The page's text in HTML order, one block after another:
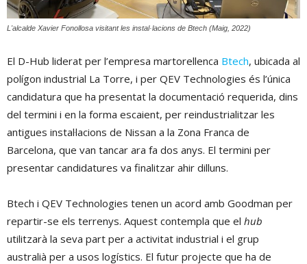
L'alcalde Xavier Fonollosa visitant les instal·lacions de Btech (Maig, 2022)
El D-Hub liderat per l’empresa martorellenca Btech, ubicada al
polígon industrial La Torre, i per QEV Technologies és l’única
candidatura que ha presentat la documentació requerida, dins
del termini i en la forma escaient, per reindustrialitzar les
antigues instal·lacions de Nissan a la Zona Franca de
Barcelona, que van tancar ara fa dos anys. El termini per
presentar candidatures va finalitzar ahir dilluns.
Btech i QEV Technologies tenen un acord amb Goodman per
repartir-se els terrenys. Aquest contempla que el hub
utilitzarà la seva part per a activitat industrial i el grup
australià per a usos logístics. El futur projecte que ha de